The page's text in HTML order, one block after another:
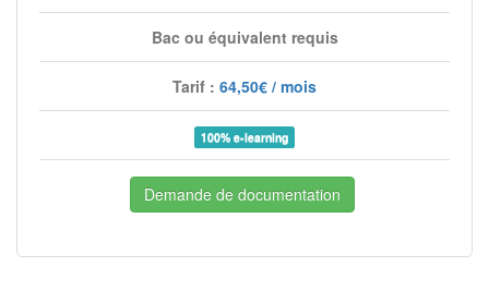
Bac ou équivalent requis
Tarif : 64,50€ / mois
100% e-learning
Demande de documentation